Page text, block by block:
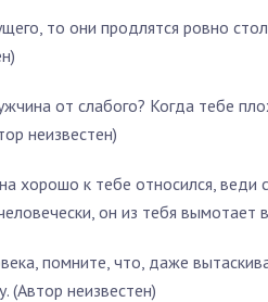
то они продлятся ровно
от слабого? Когда тебе
неизвестен)
хорошо к тебе относился, веди
он из тебя вымотает
помните, что, даже
(Автор неизвестен)